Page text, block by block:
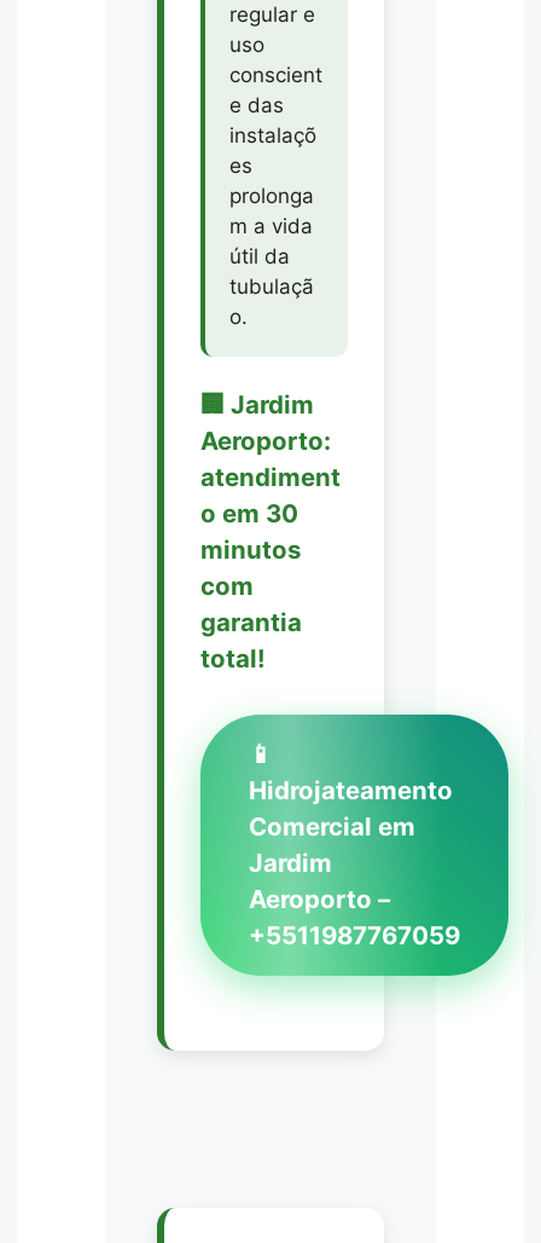
regular e
uso
conscient
e das
instalaçõ
es
prolonga
m a vida
útil da
tubulaçã
o.
🏢 Jardim
Aeroporto:
atendiment
o em 30
minutos
com
garantia
total!
📱
Hidrojateamento
Comercial em
Jardim
Aeroporto –
+5511987767059